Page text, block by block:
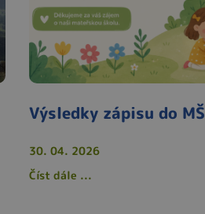
Výsledky zápisu do MŠ
30. 04. 2026
Číst dále ...